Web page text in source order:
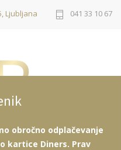
Ljubljana 041 33 10 67
obročno odplačevanje
kartice Diners. Prav